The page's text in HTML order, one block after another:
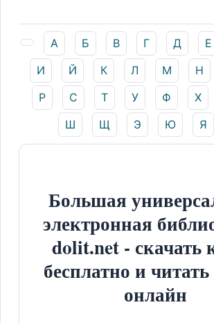
А Б В Г Д Е
И
Й К Л М Н
Р
С Т У Ф Х
Ш
Щ Э Ю Я
Большая
электронная
dolit.net - скачать
бесплатно и
онлайн